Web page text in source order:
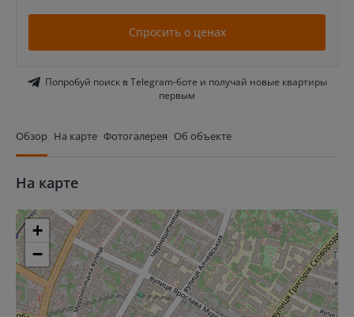
Спросить о ценах
Попробуй поиск в Telegram-боте и получай новые квартиры
первым
Обзор На карте Фотогалерея Об объекте
На карте
+
−